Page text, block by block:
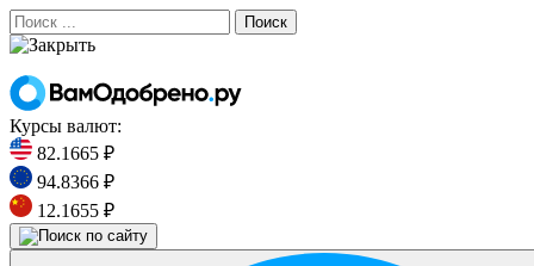
Поиск
Курсы валют:
82.1665 ₽
94.8366 ₽
12.1655 ₽